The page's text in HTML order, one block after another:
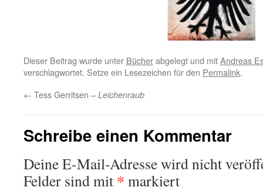
Dieser Beitrag wurde unter Bücherabgelegt und mitAndreas
verschlagwortet. Setze ein Lesezeichen für den Permalink.
← Tess Gerritsen – Leichenraub
Schreibe einen Kommentar
Deine E-Mail-Adresse wird nicht
Felder sind mit * markiert